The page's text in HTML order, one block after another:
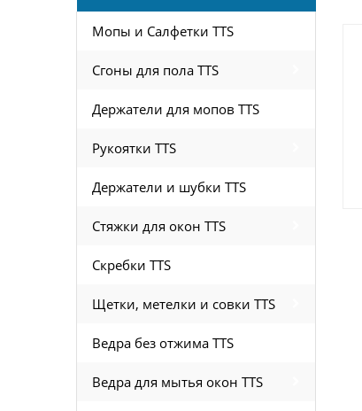
Мопы и Салфетки TTS
Сгоны для пола TTS
Держатели для мопов TTS
Рукоятки TTS
Держатели и шубки TTS
Стяжки для окон TTS
Скребки TTS
Щетки, метелки и совки TTS
Ведра без отжима TTS
Ведра для мытья окон TTS